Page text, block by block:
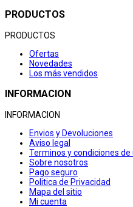
PRODUCTOS
PRODUCTOS
Ofertas
Novedades
Los más vendidos
INFORMACION
INFORMACION
Envios y Devoluciones
Aviso legal
Terminos y condiciones de
Sobre nosotros
Pago seguro
Politica de Privacidad
Mapa del sitio
Mi cuenta